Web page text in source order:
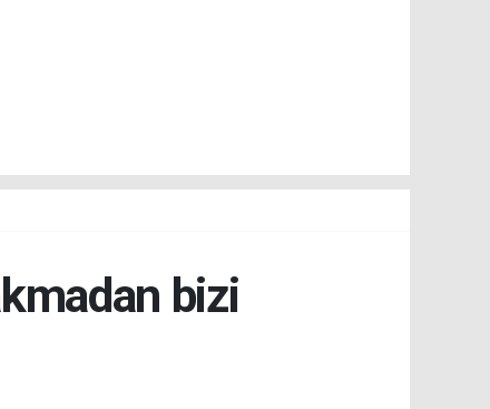
bizi